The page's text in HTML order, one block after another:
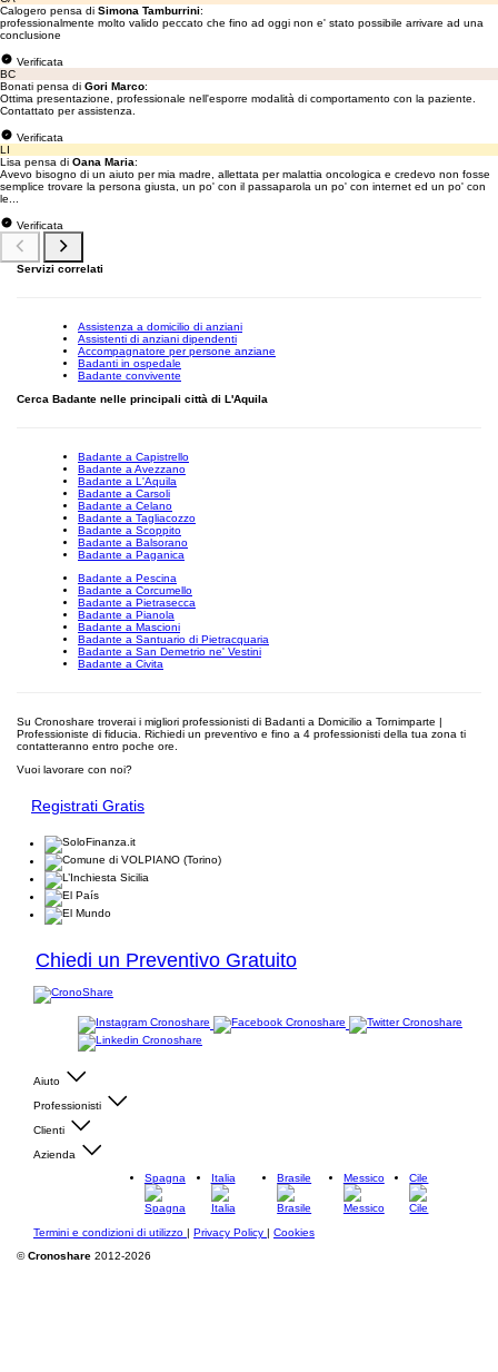
Calogero pensa di Simona Tamburrini:
professionalmente molto valido peccato che fino ad oggi non e' stato possibile arrivare ad una
conclusione
Verificata
BC
Bonati pensa di Gori Marco:
Ottima presentazione, professionale nell'esporre modalità di comportamento con la paziente.
Contattato per assistenza.
Verificata
LI
Lisa pensa di Oana Maria:
Avevo bisogno di un aiuto per mia madre, allettata per malattia oncologica e credevo non fosse
semplice trovare la persona giusta, un po' con il passaparola un po' con internet ed un po' con
le...
Verificata
Servizi correlati
Assistenza a domicilio di anziani
Assistenti di anziani dipendenti
Accompagnatore per persone anziane
Badanti in ospedale
Badante convivente
Cerca Badante nelle principali città di L'Aquila
Badante a Capistrello
Badante a Avezzano
Badante a L'Aquila
Badante a Carsoli
Badante a Celano
Badante a Tagliacozzo
Badante a Scoppito
Badante a Balsorano
Badante a Paganica
Badante a Pescina
Badante a Corcumello
Badante a Pietrasecca
Badante a Pianola
Badante a Mascioni
Badante a Santuario di Pietracquaria
Badante a San Demetrio ne' Vestini
Badante a Civita
Su Cronoshare troverai i migliori professionisti di Badanti a Domicilio a Tornimparte |
Professioniste di fiducia. Richiedi un preventivo e fino a 4 professionisti della tua zona ti
contatteranno entro poche ore.
Vuoi lavorare con noi?
Registrati Gratis
Chiedi un Preventivo Gratuito
Aiuto
Professionisti
Clienti
Azienda
Spagna
Italia Brasile Messico Cile
Termini e condizioni di utilizzo | Privacy Policy | Cookies
©Cronoshare 2012-2026